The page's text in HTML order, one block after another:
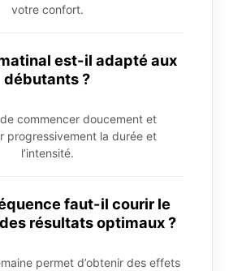
votre confort.
est-il adapté aux
débutants ?
commencer doucement et
progressivement la durée et
l’intensité.
faut-il courir le
résultats optimaux ?
permet d’obtenir des effets